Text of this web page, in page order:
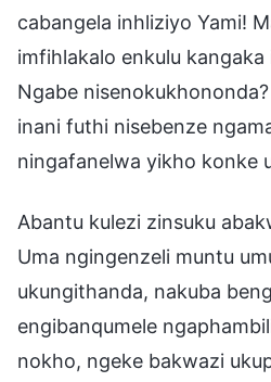
cabangela inhliziyo Yami!
imfihlakalo enkulu
Ngabe
inani futhi nisebenze
ningafanelwa yikho konke
Abantu kulezi zinsuku
Uma ngingenzeli muntu
ukungithanda, nakuba
engibanqumele
nokho, ngeke bakwazi